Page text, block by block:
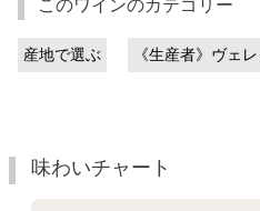
このワインのカテゴリー
産地で選ぶ 《生産者》ヴェ
味わいチャート